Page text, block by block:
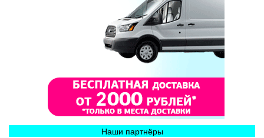
Наши партнёры